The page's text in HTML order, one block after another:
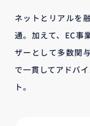
ネットとリアルを
通。加えて、EC事
ザーとして多数関
で一貫してアドバ
ト。